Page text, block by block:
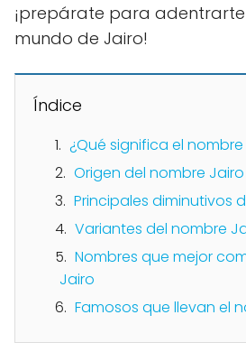
¡prepárate para
mundo de Jairo!
Índice
¿Qué significa el
Origen del nombre Jairo
Principales diminutivos
Variantes del nombre
Nombres que mejor
Jairo
Famosos que llevan el